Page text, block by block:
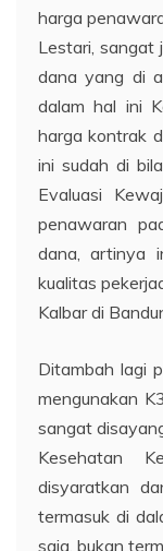
harga
Lestari, sangat
dana yang di
dalam hal ini
harga kontrak
ini sudah di
Evaluasi
penawaran
dana, artinya
kualitas
Kalbar di
Ditambah lagi
mengunakan
sangat
Kesehatan
disyaratkan
termasuk di
saja, bukan